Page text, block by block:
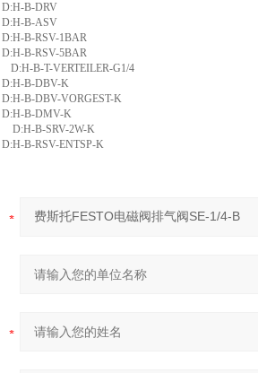
B-DRV
B-ASV
B-RSV-1BAR
B-RSV-5BAR
B-T-VERTEILER-G1/4
B-DBV-K
B-DBV-VORGEST-K
B-DMV-K
B-SRV-2W-K
B-RSV-ENTSP-K